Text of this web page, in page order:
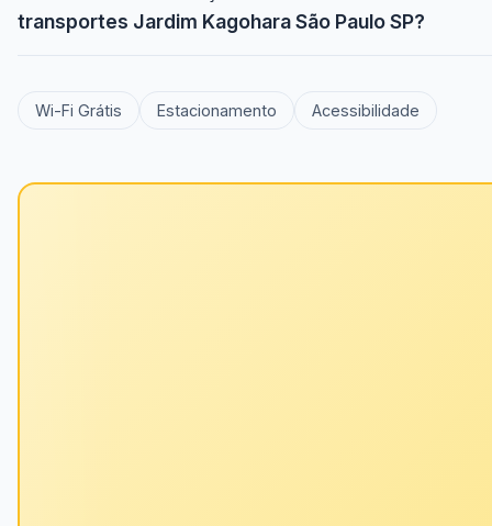
transportes Jardim Kagohara São Paulo SP?
Wi-Fi Grátis Estacionamento Acessibilidade